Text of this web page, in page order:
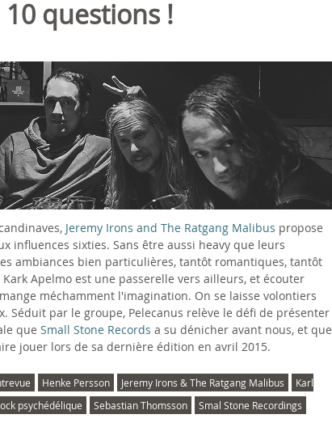
questions !
Jeremy Irons and The Ratgang Malibus propose
influences sixties. Sans être aussi heavy que leurs
ambiances bien particulières, tantôt romantiques, tantôt
Apelmo est une passerelle vers ailleurs, et écouter
méchamment l'imagination. On se laisse volontiers
Séduit par le groupe, Pelecanus relève le défi de présenter
que Small Stone Records a su dénicher avant nous, et que
jouer lors de sa dernière édition en avril 2015.
Henke Persson Jeremy Irons & The Ratgang Malibus
Karl
psychédélique Sebastian Thomsson
Smal Stone Recordings